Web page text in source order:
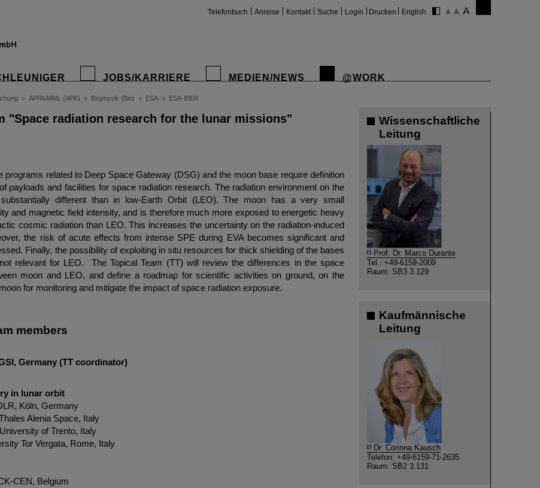
Telefonbuch Anreise Kontakt Suche Login Drucken English
JOBS/KARRIERE MEDIEN/NEWS @WORK
> APPA/MML (APK) > Biophysik (Bio) > ESA > ESA-IBER
"Space radiation research for the lunar missions"
programs related to Deep Space Gateway (DSG) and the moon base require definition
payloads and facilities for space radiation research. The radiation environment on the
different than in low-Earth Orbit (LEO). The moon has a very small
and magnetic field intensity, and is therefore much more exposed to energetic heavy
cosmic radiation than LEO. This increases the uncertainty on the radiation-induced
the risk of acute effects from intense SPE during EVA becomes significant and
Finally, the possibility of exploiting in situ resources for thick shielding of the bases
relevant for LEO. The Topical Team (TT) will review the differences in the space
moon and LEO, and define a roadmap for scientific activities on ground, on the
for monitoring and mitigate the impact of space radiation exposure.
members
Germany (TT coordinator)
in lunar orbit
Köln, Germany
Alenia Space, Italy
of Trento, Italy
Tor Vergata, Rome, Italy
CEN, Belgium
Wissenschaftliche
Leitung
©
Prof. Dr. Marco Durante
Tel.: +49-6159-2009
Raum: SB3 3.129
Kaufmännische
Leitung
©
Dr. Corinna Kausch
Telefon: +49-6159-71-2635
Raum: SB2 3.131